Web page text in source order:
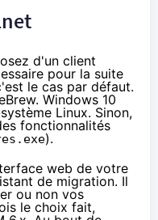
d'un client
pour la suite
le cas par défaut.
. Windows 10
Linux. Sinon,
fonctionnalités
).
web de votre
de migration. Il
ou non vos
le choix fait,